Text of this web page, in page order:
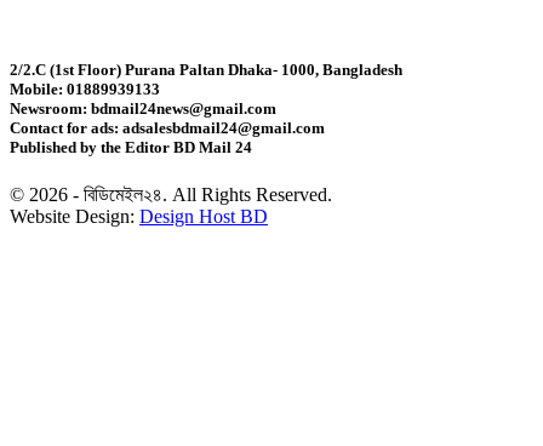
২০২৭ সালের রমজান ও ঈদের সম্ভাব্য তারিখ জানা গেল
‘শেখ হাসিনা কার্ড’ নিয়ে ভারত বন্ধুত্ব চাইতে পারে না:
স্বরাষ্ট্রমন্ত্রী
সাড়ে ৬ বছরে মোটরসাইকেল দুর্ঘটনায় নিহত ১৫ হাজার ৭১২
2/2.C (1st Floor) Purana Paltan Dhaka- 1000, Bangladesh
Mobile: 01889939133
Newsroom: bdmail24news@gmail.com
Contact for ads: adsalesbdmail24@gmail.com
Published by the Editor BD Mail 24
© 2026 - বিডিমেইল২৪. All Rights Reserved.
Website Design: Design Host BD